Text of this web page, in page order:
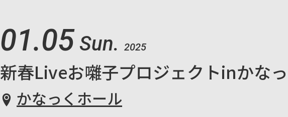
01.05 Sun. 2025
新春Liveお囃子プロジェクトinかな
かなっくホール